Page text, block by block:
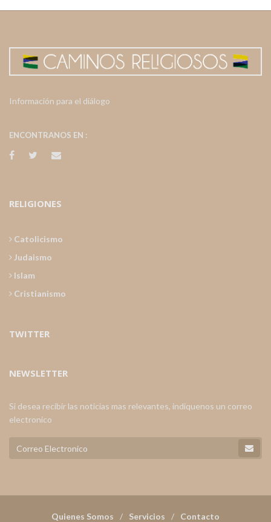
Información para el diálogo
ENCONTRANOS EN :
RELIGIONES
Catolicismo
Judaismo
Islam
Cristianismo
TWITTER
NEWSLETTER
Si desea recibir las noticias mas relevantes, indiquenos un correo
electronico
Quienes Somos Servicios Contacto